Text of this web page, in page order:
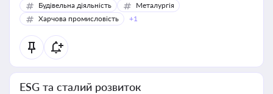
Будівельна діяльність
Металургія
Харчова промисловість
+1
ESG та сталий розвиток